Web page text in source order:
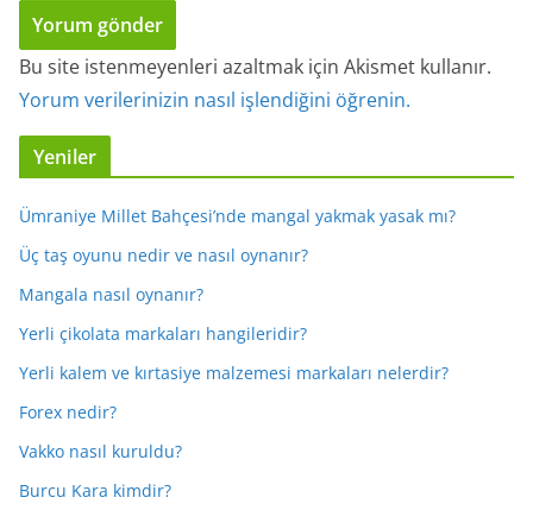
Bu site istenmeyenleri azaltmak için Akismet kullanır.
Yorum verilerinizin nasıl işlendiğini öğrenin.
Yeniler
Ümraniye Millet Bahçesi’nde mangal yakmak yasak mı?
Üç taş oyunu nedir ve nasıl oynanır?
Mangala nasıl oynanır?
Yerli çikolata markaları hangileridir?
Yerli kalem ve kırtasiye malzemesi markaları nelerdir?
Forex nedir?
Vakko nasıl kuruldu?
Burcu Kara kimdir?